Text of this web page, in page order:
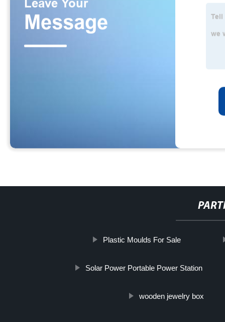
Plastic Moulds For Sale
Solar Power Portable Power Station
wooden jewelry box